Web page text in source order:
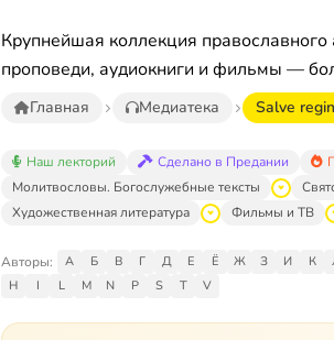
Крупнейшая коллекция
проповеди, аудиокниги и фильмы —
Главная Медиатека Salve
Наш лекторий Сделано в Предании
Молитвословы. Богослужебные тексты
Художественная литература
Фильмы и ТВ
Авторы: А Б В Г Д Е Ё Ж З И К
H
I L M N P S T V